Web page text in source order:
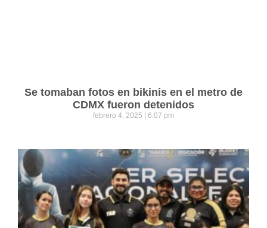
Se tomaban fotos en bikinis en el metro de
CDMX fueron detenidos
febrero 4, 2025 6:07 pm